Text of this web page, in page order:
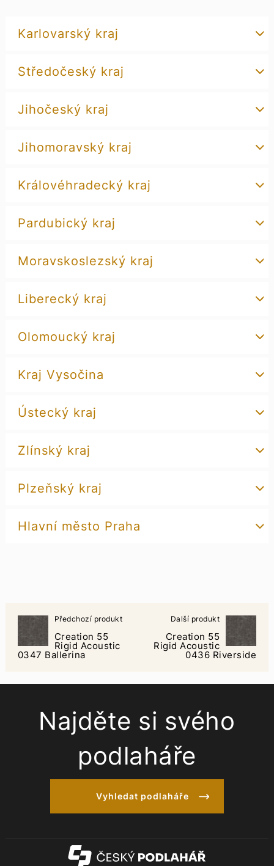
Karlovarský kraj
Středočeský kraj
Jihočeský kraj
Jihomoravský kraj
Královéhradecký kraj
Pardubický kraj
Moravskoslezský kraj
Liberecký kraj
Olomoucký kraj
Kraj Vysočina
Ústecký kraj
Zlínský kraj
Plzeňský kraj
Hlavní město Praha
Předchozí produkt
Creation 55
Rigid Acoustic
0347 Ballerina
Další produkt
Creation 55
Rigid Acoustic
0436 Riverside
Najděte si svého
podlaháře
Vyhledat podlaháře